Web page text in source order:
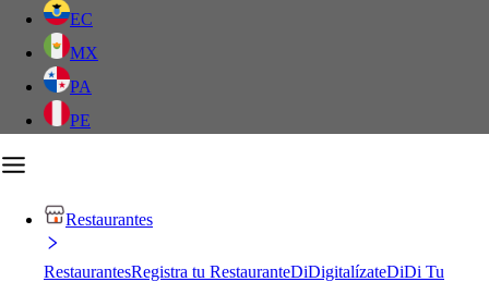
EC
MX
PA
PE
Restaurantes
RestaurantesRegistra tu RestauranteDiDigitalízateDiDi Tu